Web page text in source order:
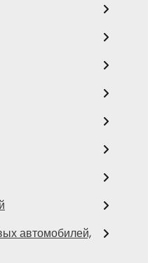
автомобилей,